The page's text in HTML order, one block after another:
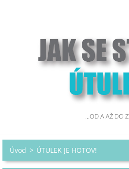
...OD A AŽ DO Z
Úvod > ÚTULEK JE HOTOV!